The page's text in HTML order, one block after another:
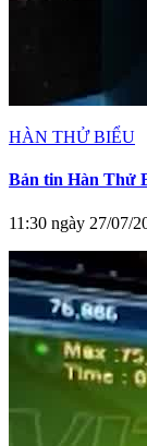
HÀN THỬ BIỂU
Bản tin Hàn Thử
11:30 ngày 27/07/